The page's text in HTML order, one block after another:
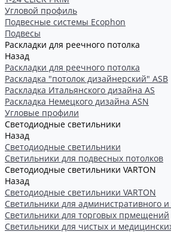
Угловой профиль
Подвесные системы Ecophon
Подвесы
Раскладки для реечного потолка
Назад
Раскладки для реечного потолка
Раскладка "потолок дизайнерский" ASB
Раскладка Итальянского дизайна AS
Раскладка Немецкого дизайна АSN
Угловые профили
Светодиодные светильники
Назад
Светодиодные светильники
Светильники для подвесных потолков
Светодиодные светильники VARTON
Назад
Светодиодные светильники VARTON
Светильники для административного
Светильники для торговых прмещений
Светильники для чистых и